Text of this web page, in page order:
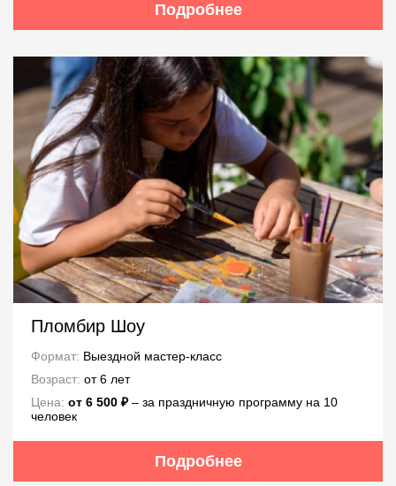
Подробнее
Пломбир Шоу
Формат: Выездной мастер-класс
Возраст: от 6 лет
Цена: от 6 500 ₽– за праздничную программу на 10
человек
Подробнее